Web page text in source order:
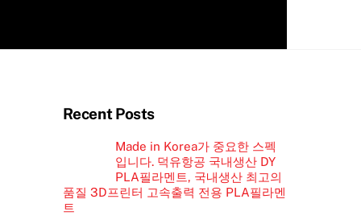
Recent Posts
Made in Korea가 중요한 스펙
입니다. 덕유항공 국내생산 DY
PLA필라멘트, 국내생산 최고의
품질 3D프린터 고속출력 전용 PLA필라멘
트